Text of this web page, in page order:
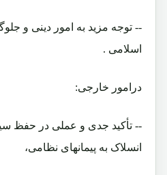
-- توجه مزید به امور دینی و
اسلامی .
درامور خارجی:
-- تأکید جدی و عملی در حفظ
انسلاک به پیمانهای نظامی،